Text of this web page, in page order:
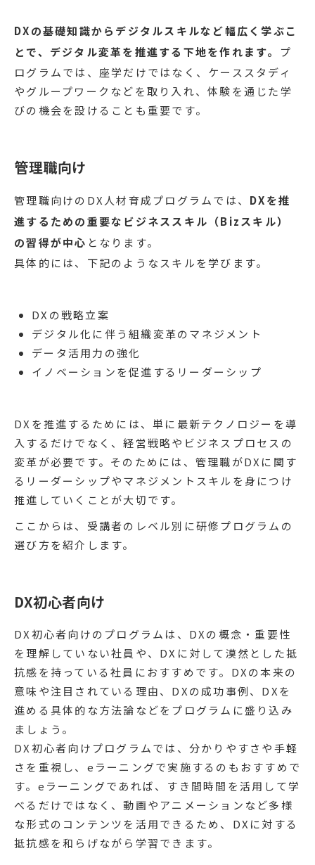
DXの基礎知識からデジタルスキルなど幅広く学ぶこ
とで、デジタル変革を推進する下地を作れます。
プ
ログラムでは、座学だけではなく、ケーススタディ
やグループワークなどを取り入れ、体験を通じた学
びの機会を設けることも重要です。
管理職向け
管理職向けのDX人材育成プログラムでは、 DXを推
進するための重要なビジネススキル（Bizスキル）
の習得が中心 となります。
具体的には、下記のようなスキルを学びます。
DXの戦略立案
デジタル化に伴う組織変革のマネジメント
データ活用力の強化
イノベーションを促進するリーダーシップ
DXを推進するためには、単に最新テクノロジーを導
入するだけでなく、経営戦略やビジネスプロセスの
変革が必要です。そのためには、管理職がDXに関す
るリーダーシップやマネジメントスキルを身につけ
推進していくことが大切です。
ここからは、受講者のレベル別に研修プログラムの
選び方を紹介します。
DX初心者向け
DX初心者向けのプログラムは、DXの概念・重要性
を理解していない社員や、DXに対して漠然とした抵
抗感を持っている社員におすすめです。DXの本来の
意味や注目されている理由、DXの成功事例、DXを
進める具体的な方法論などをプログラムに盛り込み
ましょう。
DX初心者向けプログラムでは、分かりやすさや手軽
さを重視し、eラーニングで実施するのもおすすめで
す。eラーニングであれば、すき間時間を活用して学
べるだけではなく、動画やアニメーションなど多様
な形式のコンテンツを活用できるため、DXに対する
抵抗感を和らげながら学習できます。